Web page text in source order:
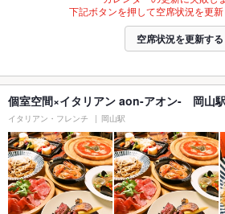
下記ボタンを押して空席状況を更新
空席状況を更新する
個室空間×イタリアン aon-アオン- 岡山
イタリアン・フレンチ 岡山駅